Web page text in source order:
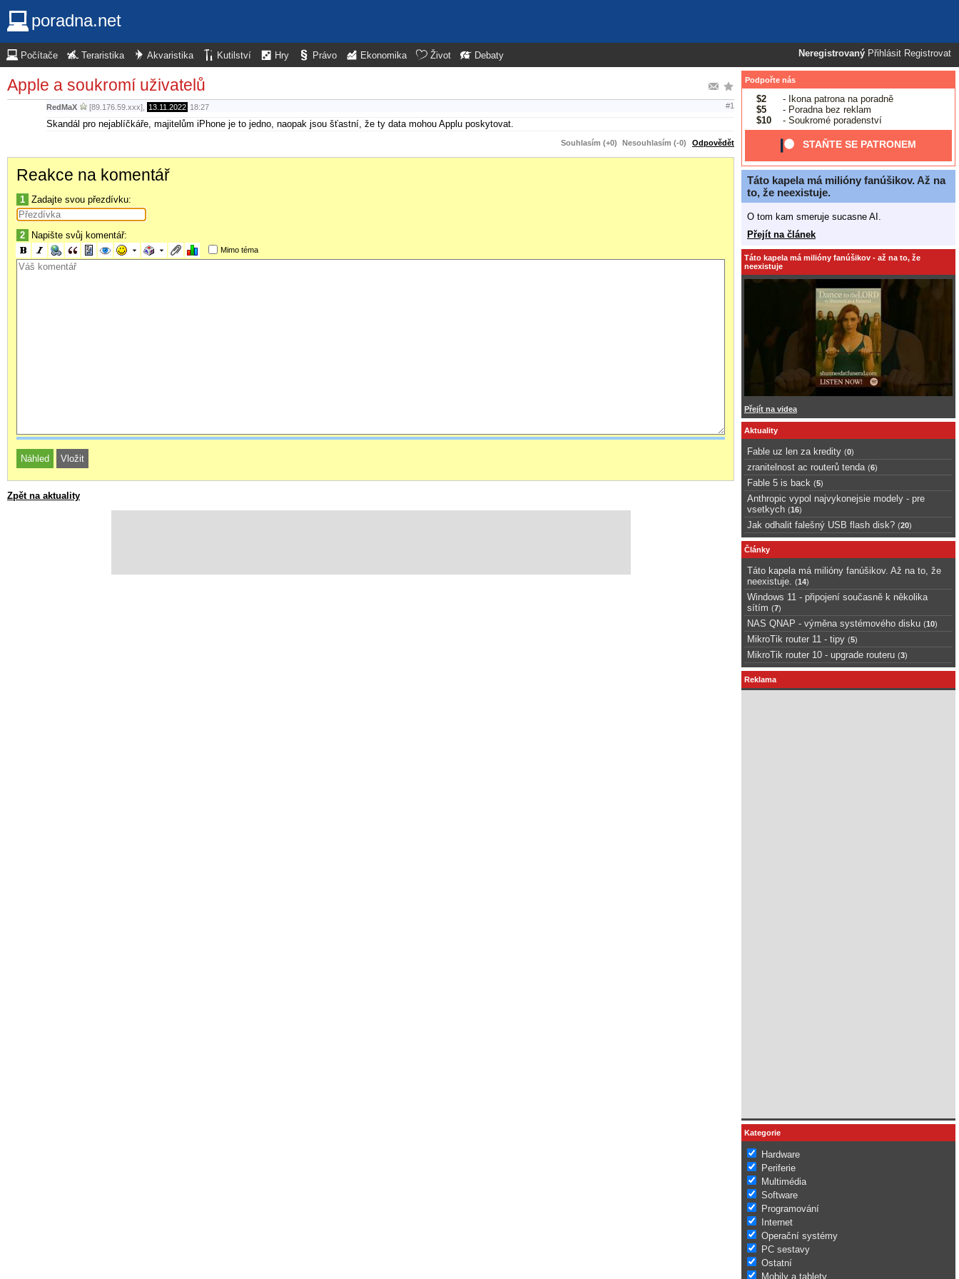
poradna.net
Neregistrovaný Přihlásit Registrovat
Počítače Teraristika Akvaristika Kutilství Hry Právo Ekonomika Život Debaty
Apple a soukromí uživatelů
RedMaX [89.176.59.xxx], 13.11.2022 18:27 #1
Skandál pro nejablíčkáře, majitelům iPhone je to jedno, naopak jsou šťastní, že ty data mohou Applu poskytovat.
Souhlasím (+0) Nesouhlasím (-0) Odpovědět
Reakce na komentář
1 Zadajte svou přezdívku:
2 Napište svůj komentář:
Mimo téma
Zpět na aktuality
Podpořte nás
$2
- Ikona patrona na poradně
$5
- Poradna bez reklam
$10
- Soukromé poradenství
STAŇTE SE PATRONEM
Táto kapela má milióny fanúšikov. Až na
to, že neexistuje.
O tom kam smeruje sucasne AI.
Přejít na článek
Táto kapela má milióny fanúšikov - až na to, že
neexistuje
Přejít na videa
Aktuality
Fable uz len za kredity (0)
zranitelnost ac routerů tenda (6)
Fable 5 is back (5)
Anthropic vypol najvykonejsie modely - pre
vsetkych (16)
Jak odhalit falešný USB flash disk? (20)
Články
Táto kapela má milióny fanúšikov. Až na to, že
neexistuje.
(14)
Windows 11 - připojení současně k několika
sítím (7)
NAS QNAP - výměna systémového disku (10)
MikroTik router 11 - tipy (5)
MikroTik router 10 - upgrade routeru (3)
Reklama
Kategorie
Hardware
Periferie
Multimédia
Software
Programování
Internet
Operační systémy
PC sestavy
Ostatní
Mobily a tablety